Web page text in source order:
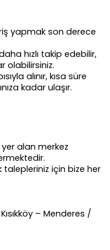
yapmak son derece
hızlı takip edebilir,
olabilirsiniz.
alınır, kısa süre
kadar ulaşır.
yer alan merkez
talepleriniz için bize her
Kısıkköy – Menderes /